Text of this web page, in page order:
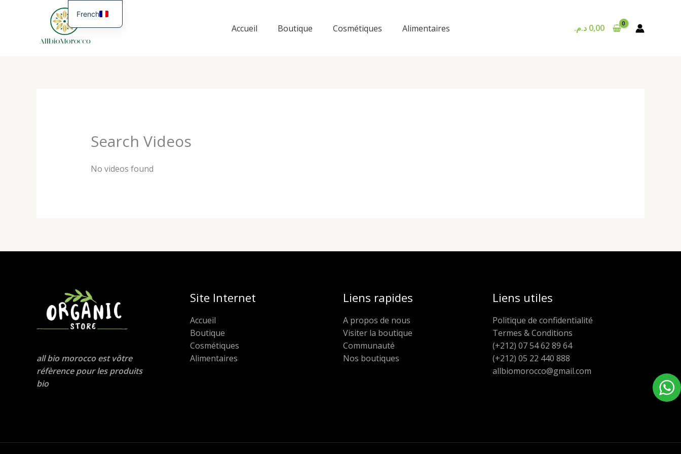
Accueil Boutique Cosmétiques Alimentaires 0,00 د.م.
Search Videos
No videos found
all bio morocco est vôtre
réfèrence pour les produits
bio
Site Internet
Accueil
Boutique
Cosmétiques
Alimentaires
Liens rapides
A propos de nous
Visiter la boutique
Communauté
Nos boutiques
Liens utiles
Politique de confidentialité
Termes & Conditions
(+212) 07 54 62 89 64
(+212) 05 22 440 888
allbiomorocco@gmail.com
French
English